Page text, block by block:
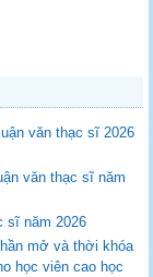
văn thạc sĩ 2026
văn thạc sĩ năm
sĩ năm 2026
mở và thời khóa
học viên cao học